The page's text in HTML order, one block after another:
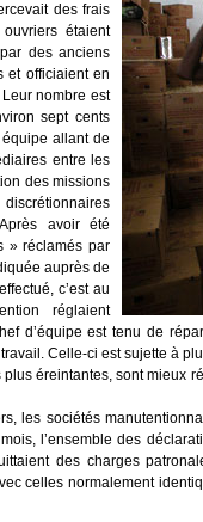
des frais
étaient
des anciens
et officiaient en
nombre est
sept cents
allant de
entre les
des missions
avoir été
» réclamés par
auprès de
c’est au
réglaient
d’équipe est tenu de
Celle-ci est sujette à
éreintantes, sont mieux
les sociétés
l’ensemble des
des charges
celles normalement